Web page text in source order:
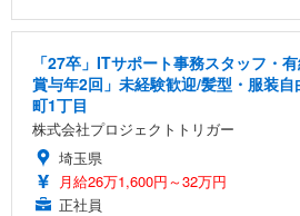
「27卒」ITサポート事務スタッフ・
賞与年2回」未経験歓迎/髪型・服装
町1丁目
株式会社プロジェクトトリガー
埼玉県
月給26万1,600円～32万円
正社員